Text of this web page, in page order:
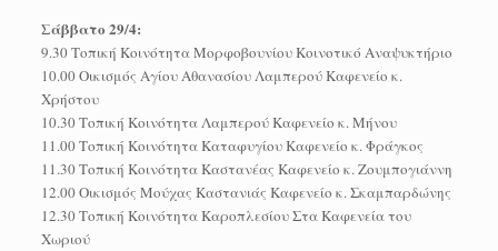
Σάββατο 29/4:
9.30 Τοπική Κοινότητα Μορφοβουνίου Κοινοτικό Αναψυκτήριο
10.00 Οικισμός Αγίου Αθανασίου Λαμπερού Καφενείο κ.
Χρήστου
10.30 Τοπική Κοινότητα Λαμπερού Καφενείο κ. Μήνου
11.00 Τοπική Κοινότητα Καταφυγίου Καφενείο κ. Φράγκος
11.30 Τοπική Κοινότητα Καστανέας Καφενείο κ. Ζουμπογιάννη
12.00 Οικισμός Μούχας Καστανιάς Καφενείο κ. Σκαμπαρδώνης
12.30 Τοπική Κοινότητα Καροπλεσίου Στα Καφενεία του
Χωριού